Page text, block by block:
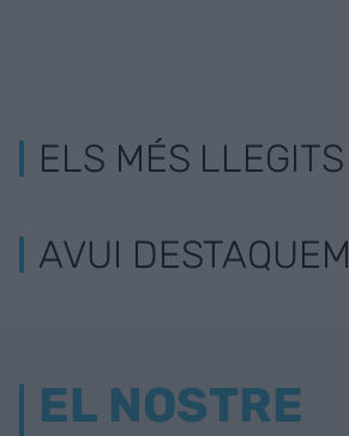
ELS MÉS LLEGITS
AVUI DESTAQUEM
EL NOSTRE